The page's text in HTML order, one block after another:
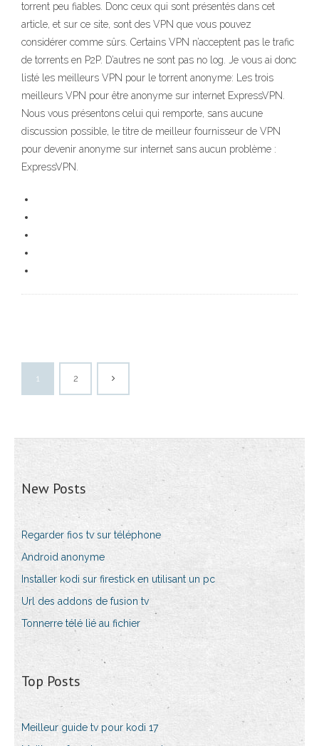
torrent peu fiables. Donc ceux qui sont présentés dans cet
article, et sur ce site, sont des VPN que vous pouvez
considérer comme sûrs. Certains VPN n’acceptent pas le trafic
de torrents en P2P. D’autres ne sont pas no log. Je vous ai donc
listé les meilleurs VPN pour le torrent anonyme: Les trois
meilleurs VPN pour être anonyme sur internet ExpressVPN.
Nous vous présentons celui qui remporte, sans aucune
discussion possible, le titre de meilleur fournisseur de VPN
pour devenir anonyme sur internet sans aucun problème :
ExpressVPN.
1 2
New Posts
Regarder fios tv sur téléphone
Android anonyme
Installer kodi sur firestick en utilisant un pc
Url des addons de fusion tv
Tonnerre télé lié au fichier
Top Posts
Meilleur guide tv pour kodi 17